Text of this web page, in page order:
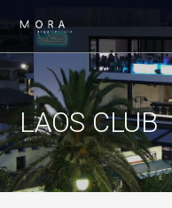
LAOS CLUB